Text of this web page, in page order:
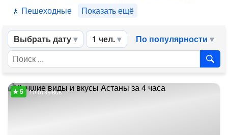
Пешеходные
Показать ещё
Выбрать дату 1 чел. По популярности
10 отзывов